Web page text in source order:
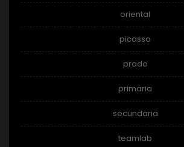
oriental
picasso
prado
primaria
secundaria
teamlab